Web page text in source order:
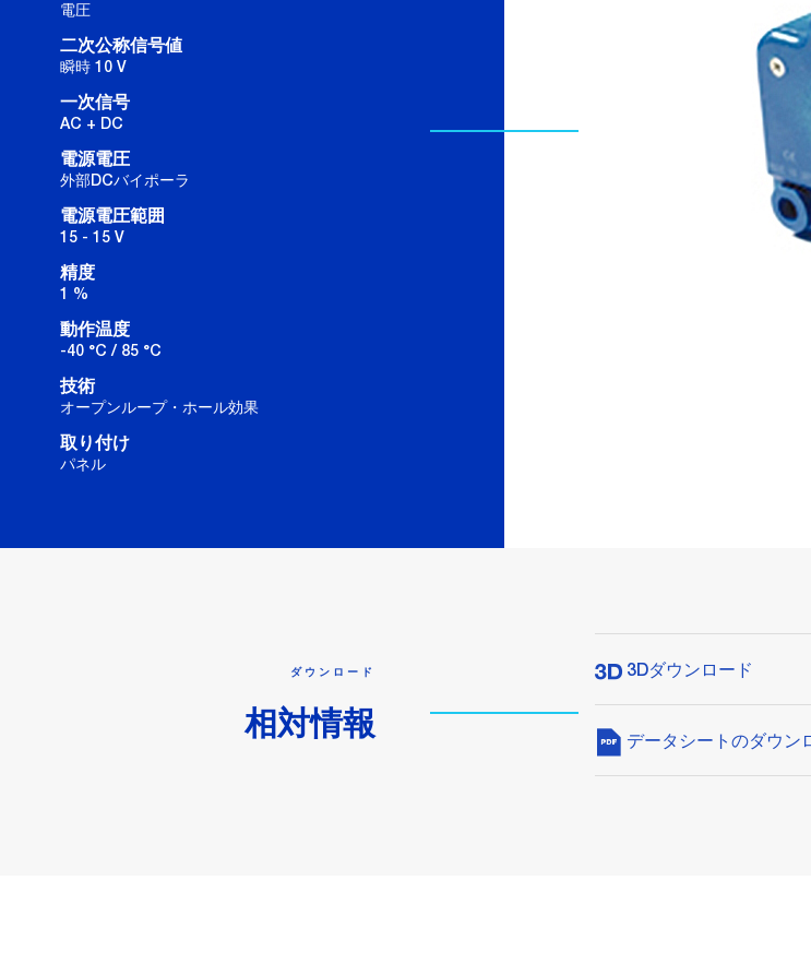
電圧
二次公称信号値
瞬時 10 V
一次信号
AC + DC
電源電圧
外部DCバイポーラ
電源電圧範囲
15 - 15 V
精度
1 %
動作温度
-40 °C / 85 °C
技術
オープンループ・ホール効果
取り付け
パネル
ダウンロード
相対情報
3Dダウンロード
データシートのダウン